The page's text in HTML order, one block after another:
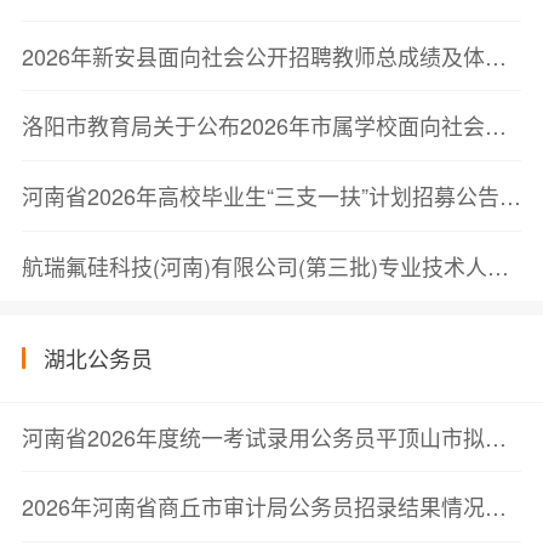
2026年新安县面向社会公开招聘教师总成绩及体检有关事宜的公告
洛阳市教育局关于公布2026年市属学校面向社会公开招聘教师体检递补人员体检结果的公告
河南省2026年高校毕业生“三支一扶”计划招募公告（重新组织笔试通知）
航瑞氟硅科技(河南)有限公司(第三批)专业技术人员面试成绩公示
湖北公务员
河南省2026年度统一考试录用公务员平顶山市拟录用人员公示公告
2026年河南省商丘市审计局公务员招录结果情况公示